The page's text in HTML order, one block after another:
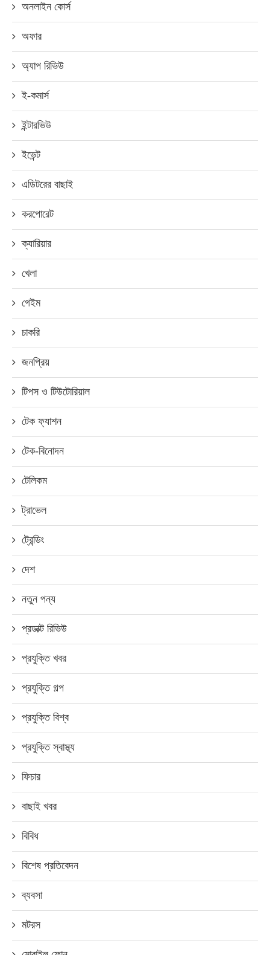
অনলাইন কোর্স
অফার
অ্যাপ রিভিউ
ই-কমার্স
ইন্টারভিউ
ইভেন্ট
এডিটরের বাছাই
করপোরেট
ক্যারিয়ার
খেলা
গেইম
চাকরি
জনপ্রিয়
টিপস ও টিউটোরিয়াল
টেক ফ্যাশন
টেক-বিনোদন
টেলিকম
ট্রাভেল
ট্রেন্ডিং
দেশ
নতুন পন্য
প্রডাক্ট রিভিউ
প্রযুক্তি খবর
প্রযুক্তি গল্প
প্রযুক্তি বিশ্ব
প্রযুক্তি স্বাস্থ্য
ফিচার
বাছাই খবর
বিবিধ
বিশেষ প্রতিবেদন
ব্যবসা
মটরস